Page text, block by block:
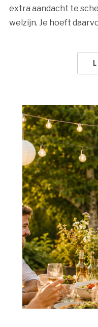
extra aandacht te
welzijn. Je hoeft